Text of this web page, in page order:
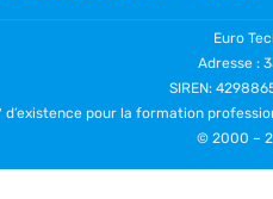
Euro
Adresse :
SIREN:
d’existence pour la formation
© 2000 –